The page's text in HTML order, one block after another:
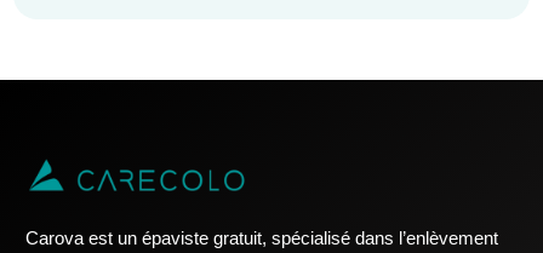
Carova est un épaviste gratuit, spécialisé dans l’enlèvement